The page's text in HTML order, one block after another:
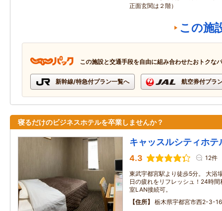
正面玄関は２階）
この施
この施設と交通手段を自由に組み合わせたおトクな
新幹線/特急付プラン一覧へ 航空券付プラ
寝るだけのビジネスホテルを卒業しませんか？
キャッスルシティホテ
4.3 12件
東武宇都宮駅より徒歩5分。 大浴
日の疲れをリフレッシュ！24時
室LAN接続可。
住所
栃木県宇都宮市西2-3-16